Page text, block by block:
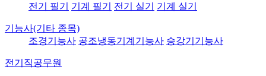
전기 필기
기계 필기 전기 실기 기계 실기
기능사(기타 종목)
조경기능사 공조냉동기계기능사 승강기기능사
전기직공무원